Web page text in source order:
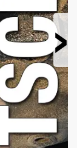
Next